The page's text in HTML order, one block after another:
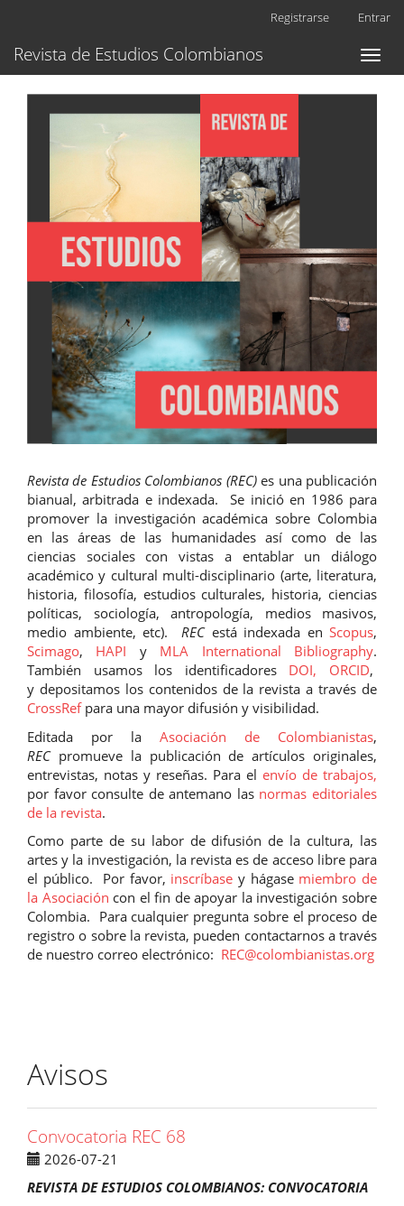
Contenido
principal
Registrarse Entrar
Toggle
Revista de Estudios Colombianos
Revista de Estudios Colombianos (REC)es una publicación
bianual, arbitrada e indexada. Se inició en 1986 para
promover la investigación académica sobre Colombia
en las áreas de las humanidades así como de las
ciencias sociales con vistas a entablar un diálogo
académico y cultural multi-disciplinario (arte, literatura,
historia, filosofía, estudios culturales, historia, ciencias
políticas, sociología, antropología, medios masivos,
medio ambiente, etc). RECestá indexada en Scopus,
Scimago, HAPI y MLA International Bibliography.
También usamos los identificadores DOI, ORCID,
y depositamos los contenidos de la revista a través de
CrossRefpara una mayor difusión y visibilidad.
Editada por la Asociación de Colombianistas,
RECpromueve la publicación de artículos originales,
entrevistas, notas y reseñas. Para el envío de trabajos,
por favor consulte de antemano las normas editoriales
de la revista.
Como parte de su labor de difusión de la cultura, las
artes y la investigación, la revista es de acceso libre para
el público. Por favor, inscríbasey hágase miembro de
la Asociación con el fin de apoyar la investigación sobre
Colombia. Para cualquier pregunta sobre el proceso de
registro o sobre la revista, pueden contactarnos a través
de nuestro correo electrónico: REC@colombianistas.org
Avisos
Convocatoria REC 68
2026-07-21
REVISTA DE ESTUDIOS COLOMBIANOS: CONVOCATORIA